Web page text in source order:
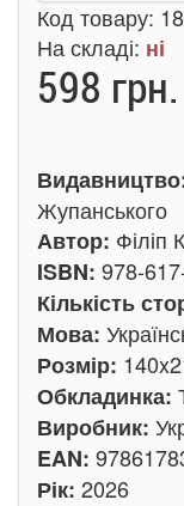
Код товару:
На складі: ні
598 грн.
Жупанського
Автор: Філіп
ISBN: 978-
Кількість
Мова:
Розмір:
Обкладинка:
Виробник:
EAN:
Рік: 2026